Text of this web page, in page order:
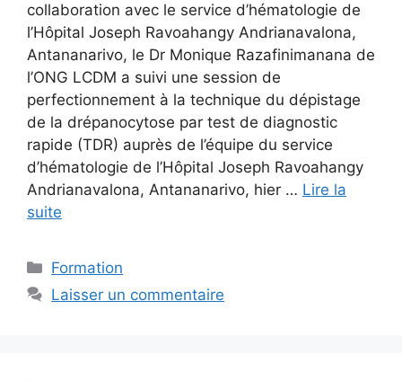
collaboration avec le service d’hématologie de
l’Hôpital Joseph Ravoahangy Andrianavalona,
Antananarivo, le Dr Monique Razafinimanana de
l’ONG LCDM a suivi une session de
perfectionnement à la technique du dépistage
de la drépanocytose par test de diagnostic
rapide (TDR) auprès de l’équipe du service
d’hématologie de l’Hôpital Joseph Ravoahangy
Andrianavalona, Antananarivo, hier … Lire la
suite
Catégories
Formation
Laisser un commentaire